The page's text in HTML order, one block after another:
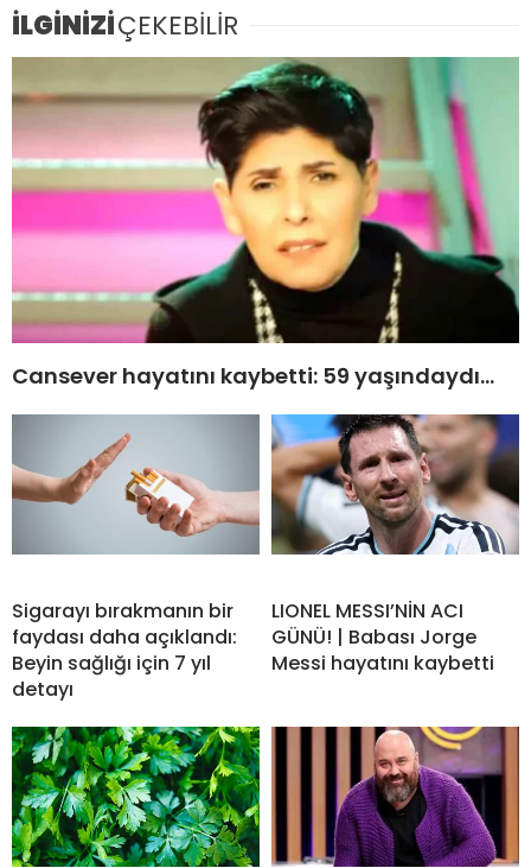
İLGİNİZİÇEKEBİLİR
Cansever hayatını kaybetti: 59 yaşındaydı…
Sigarayı bırakmanın bir
faydası daha açıklandı:
Beyin sağlığı için 7 yıl
detayı
LIONEL MESSI’NİN ACI
GÜNÜ! | Babası Jorge
Messi hayatını kaybetti